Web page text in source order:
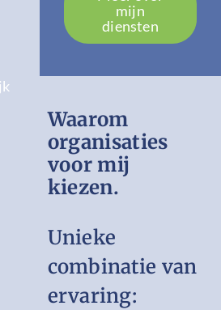
mijn
diensten
Waarom
organisaties
voor mij
kiezen.
Unieke
combinatie van
ervaring: